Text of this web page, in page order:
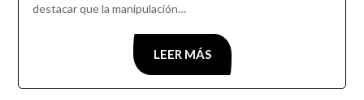
destacar que la manipulación…
LEER MÁS